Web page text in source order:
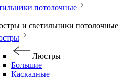
потолочные
и светильники потолочные
Люстры
Большие
Каскадные